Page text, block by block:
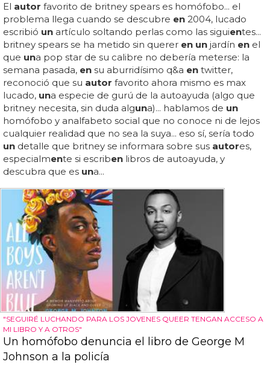
El autor favorito de britney spears es homófobo... el
problema llega cuando se descubre en 2004, lucado
escribió un artículo soltando perlas como las siguientes...
britney spears se ha metido sin querer en un jardín en el
que una pop star de su calibre no debería meterse: la
semana pasada, en su aburridísimo q&a en twitter,
reconoció que su autor favorito ahora mismo es max
lucado, una especie de gurú de la autoayuda (algo que
britney necesita, sin duda alguna)... hablamos de un
homófobo y analfabeto social que no conoce ni de lejos
cualquier realidad que no sea la suya... eso sí, sería todo
un detalle que britney se informara sobre sus autores,
especialmente si escriben libros de autoayuda, y
descubra que es una...
"SEGUIRÉ LUCHANDO PARA LOS JOVENES QUEER TENGAN ACCESO A
MI LIBRO Y A OTROS"
Un homófobo denuncia el libro de George M
Johnson a la policía